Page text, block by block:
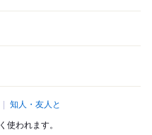
知人・友人と
使われます。